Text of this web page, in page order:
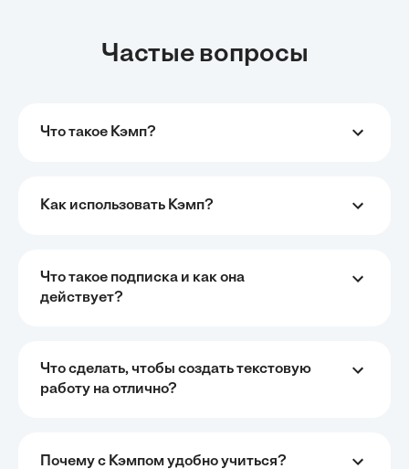
Частые вопросы
Что такое Кэмп?
Как использовать Кэмп?
Что такое подписка и как она
действует?
Что сделать, чтобы создать текстовую
работу на отлично?
Почему с Кэмпом удобно учиться?